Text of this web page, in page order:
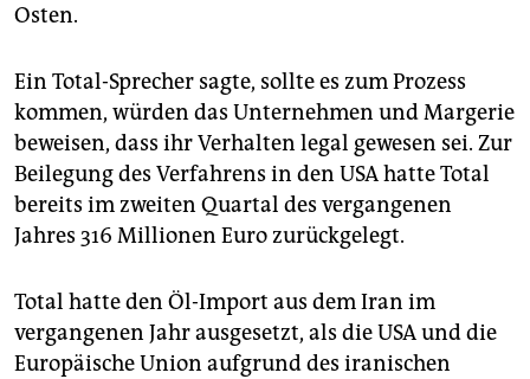
Osten.
Ein Total-Sprecher sagte, sollte es zum Prozess
kommen, würden das Unternehmen und Margerie
beweisen, dass ihr Verhalten legal gewesen sei. Zur
Beilegung des Verfahrens in den USA hatte Total
bereits im zweiten Quartal des vergangenen
Jahres 316 Millionen Euro zurückgelegt.
Total hatte den Öl-Import aus dem Iran im
vergangenen Jahr ausgesetzt, als die USA und die
Europäische Union aufgrund des iranischen